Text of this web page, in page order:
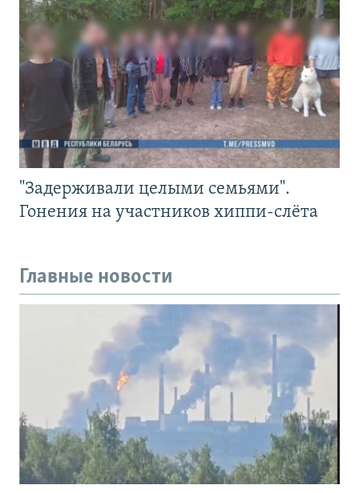
"Задерживали целыми семьями".
Гонения на участников хиппи-слёта
Главные новости